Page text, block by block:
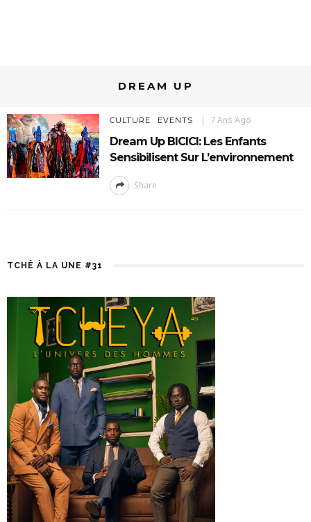
DREAM UP
CULTURE EVENTS 7 Ans Ago
Dream Up BICICI: Les Enfants
Sensibilisent Sur L’environnement
Share
TCHÊ À LA UNE #31